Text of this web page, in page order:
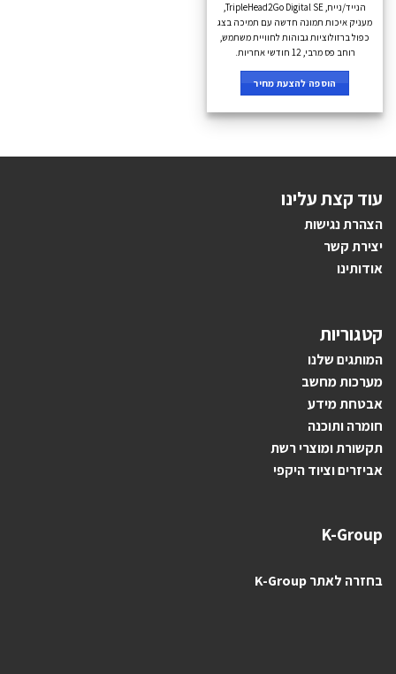
הנייד/נייח, TripleHead2Go Digital SE,
מעניק איכות תמונה חדשה עם תמיכה בצג
כפול ברזולוציות גבוהות לחוויית משתמש,
רוחב פס מרבי, 12 חודשי אחריות.
הוספה להצעת מחיר
עוד קצת עלינו
הצהרת נגישות
יצירת קשר
אודותינו
קטגוריות
המותגים שלנו
מערכות מחשב
אבטחת מידע
חומרה ותוכנה
תקשורת ומוצרי רשת
אביזרים וציוד היקפי
K-Group
בחזרה לאתר K-Group